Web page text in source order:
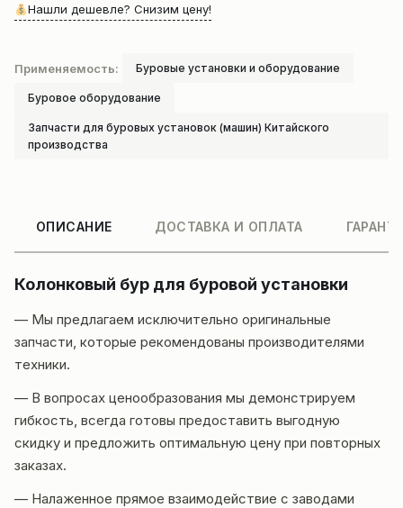
Нашли дешевле? Снизим цену!
Применяемость: Буровые установки и оборудование
Буровое оборудование
Запчасти для буровых установок (машин) Китайского
производства
ОПИСАНИЕ ДОСТАВКА И ОПЛАТА
Колонковый бур для буровой установки
— Мы предлагаем исключительно оригинальные
запчасти, которые рекомендованы производителями
техники.
— В вопросах ценообразования мы демонстрируем
гибкость, всегда готовы предоставить выгодную
скидку и предложить оптимальную цену при повторных
заказах.
— Налаженное прямое взаимодействие с заводами